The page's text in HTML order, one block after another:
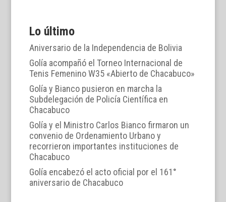
Lo último
Aniversario de la Independencia de Bolivia
Golía acompañó el Torneo Internacional de
Tenis Femenino W35 «Abierto de Chacabuco»
Golía y Bianco pusieron en marcha la
Subdelegación de Policía Científica en
Chacabuco
Golía y el Ministro Carlos Bianco firmaron un
convenio de Ordenamiento Urbano y
recorrieron importantes instituciones de
Chacabuco
Golía encabezó el acto oficial por el 161°
aniversario de Chacabuco